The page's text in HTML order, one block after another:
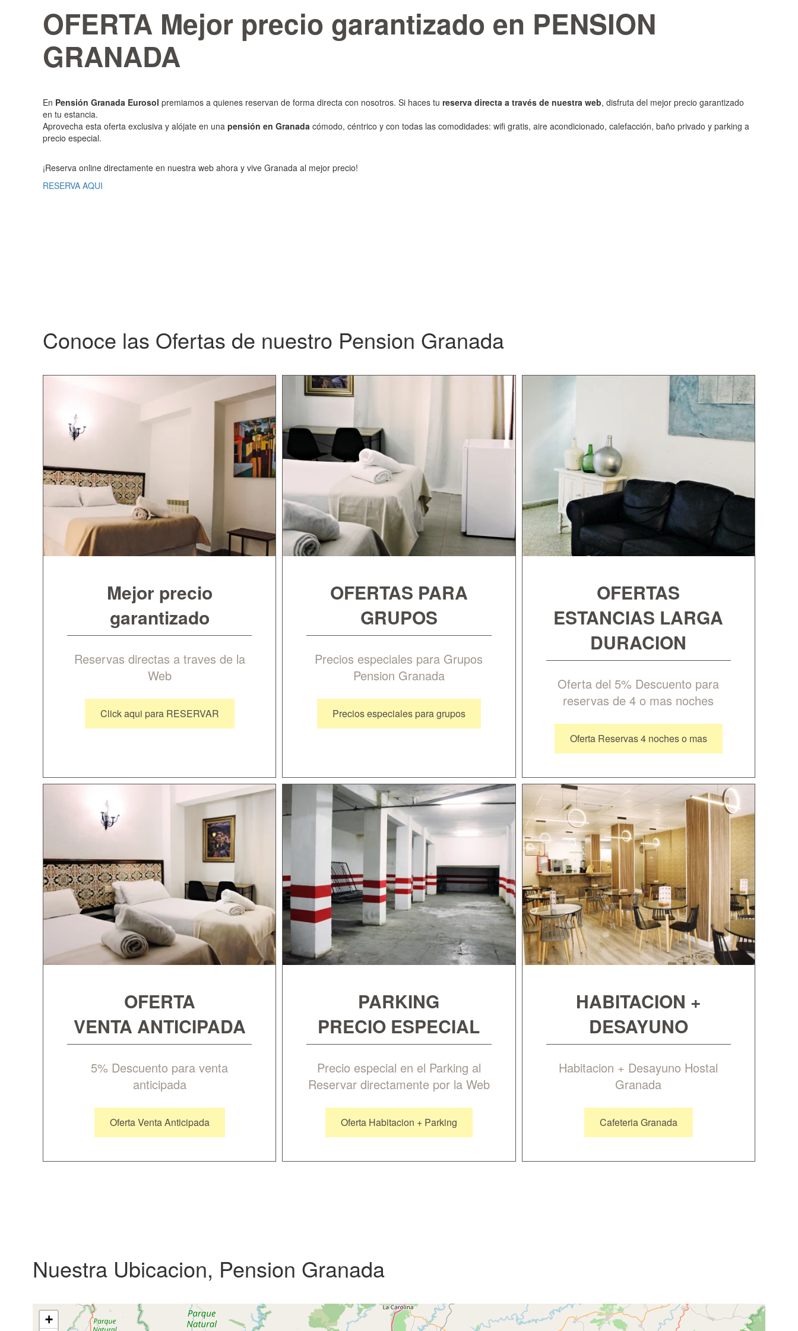
OFERTA Mejor precio garantizado en PENSION
GRANADA
En Pensión Granada Eurosol premiamos a quienes reservan de forma directa con nosotros. Si haces tu reserva directa a través de nuestra web, disfruta del mejor precio garantizado
en tu estancia.
Aprovecha esta oferta exclusiva y alójate en una pensión en Granada cómodo, céntrico y con todas las comodidades: wifi gratis, aire acondicionado, calefacción, baño privado y parking a
precio especial.
¡Reserva online directamente en nuestra web ahora y vive Granada al mejor precio!
RESERVA AQUI
Conoce las Ofertas de nuestro Pension Granada
Mejor precio
garantizado
Reservas directas a traves de la
Web
Click aqui para RESERVAR
OFERTAS PARA
GRUPOS
Precios especiales para Grupos
Pension Granada
Precios especiales para grupos
OFERTAS
ESTANCIAS LARGA
DURACION
Oferta del 5% Descuento para
reservas de 4 o mas noches
Oferta Reservas 4 noches o mas
OFERTA
VENTA ANTICIPADA
5% Descuento para venta
anticipada
Oferta Venta Anticipada
PARKING
PRECIO ESPECIAL
Precio especial en el Parking al
Reservar directamente por la Web
Oferta Habitacion + Parking
HABITACION +
DESAYUNO
Habitacion + Desayuno Hostal
Granada
Cafeteria Granada
Nuestra Ubicacion, Pension Granada
+